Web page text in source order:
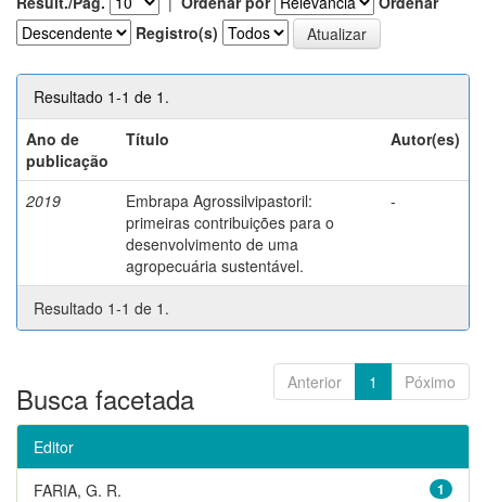
Registro(s)
Resultado 1-1 de 1.
Ano de
publicação
Título Autor(es)
2019
Embrapa Agrossilvipastoril:
primeiras contribuições para o
desenvolvimento de uma
agropecuária sustentável.
-
Resultado 1-1 de 1.
Anterior 1 Póximo
Busca facetada
Editor
1
FARIA, G. R.